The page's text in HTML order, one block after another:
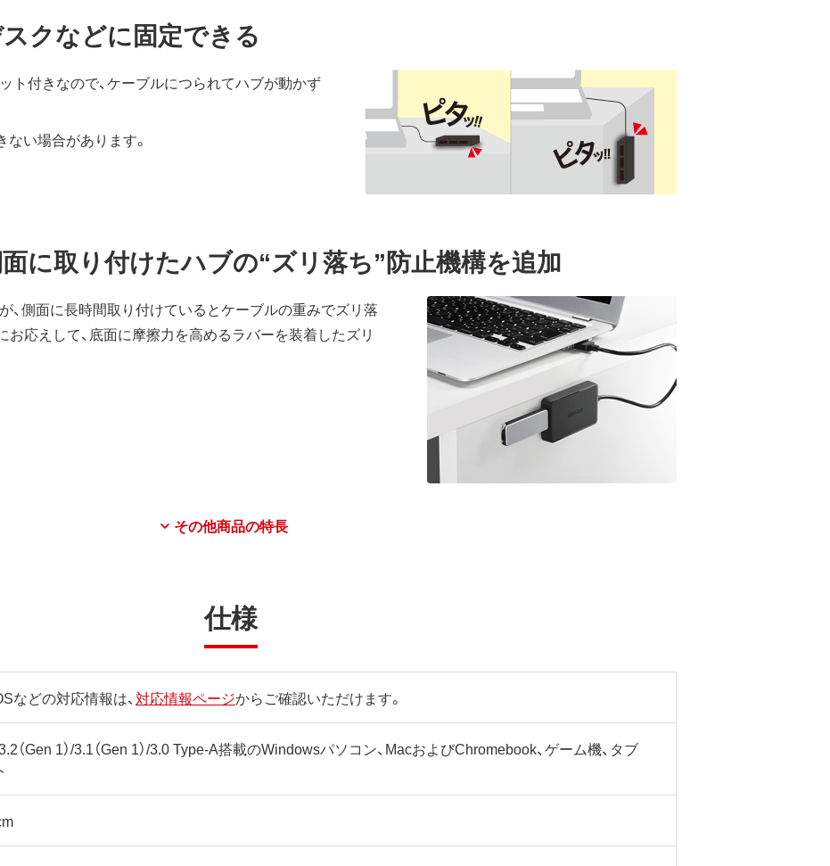
クなどに固定できる
ト付きなので、ケーブルにつられてハブが動かず
い場合があります。
に取り付けたハブの“ズリ落ち”防止機構を追加
、側面に長時間取り付けているとケーブルの重みでズリ落
応えして、底面に摩擦力を高めるラバーを装着したズリ
その他商品の特長
仕様
などの対応情報は、対応情報ページからご確認いただけます。
（Gen 1）/3.1（Gen 1）/3.0 Type-A搭載のWindowsパソコン、MacおよびChromebook、ゲーム機、タブ